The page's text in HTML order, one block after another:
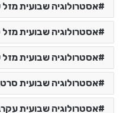
אסטרולוגיה שבועית
אסטרולוגיה שבועית
אסטרולוגיה שבועית מזל
אסטרולוגיה שבועית
אסטרולוגיה שבועית